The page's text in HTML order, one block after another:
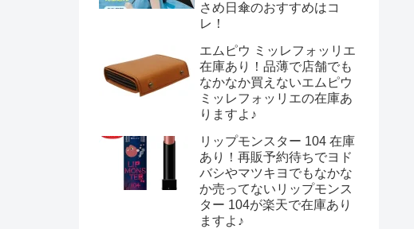
さめ日傘のおすすめはコ
レ！
エムピウ ミッレフォッリエ
在庫あり！品薄で店舗でも
なかなか買えないエムピウ
ミッレフォッリエの在庫あ
りますよ♪
リップモンスター 104 在庫
あり！再販予約待ちでヨド
バシやマツキヨでもなかな
か売ってないリップモンス
ター 104が楽天で在庫あり
ますよ♪